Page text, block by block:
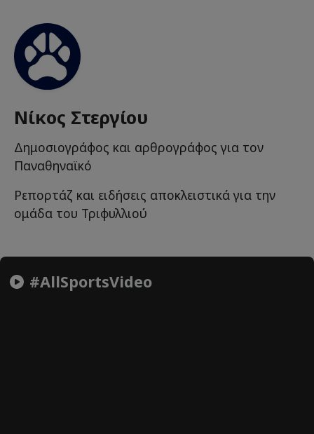
Νίκος Στεργίου
Δημοσιογράφος και αρθρογράφος για τον
Παναθηναϊκό
Ρεπορτάζ και ειδήσεις αποκλειστικά για την
ομάδα του Τριφυλλιού
#AllSportsVideo